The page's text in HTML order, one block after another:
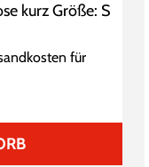
kurz Größe: S
für